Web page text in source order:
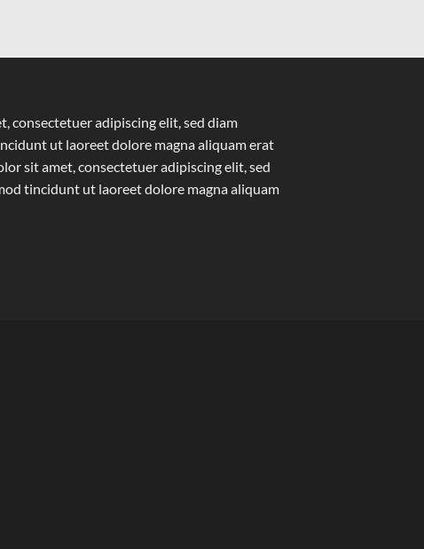
consectetuer adipiscing elit, sed diam
ut laoreet dolore magna aliquam erat
sit amet, consectetuer adipiscing elit, sed
tincidunt ut laoreet dolore magna aliquam